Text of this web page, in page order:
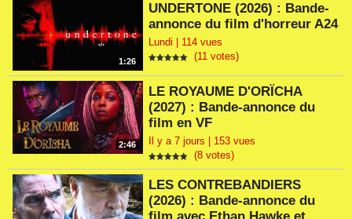
1:26
UNDERTONE (2026) : Bande-
annonce du film d'horreur A24
Lundi | 114 vues
(11 votes)
2:46
LE ROYAUME D'ORÏCHA
(2027) : Bande-annonce du
film en VF
Il y a 7 jours | 153 vues
(8 votes)
LES CONTREBANDIERS
(2026) : Bande-annonce du